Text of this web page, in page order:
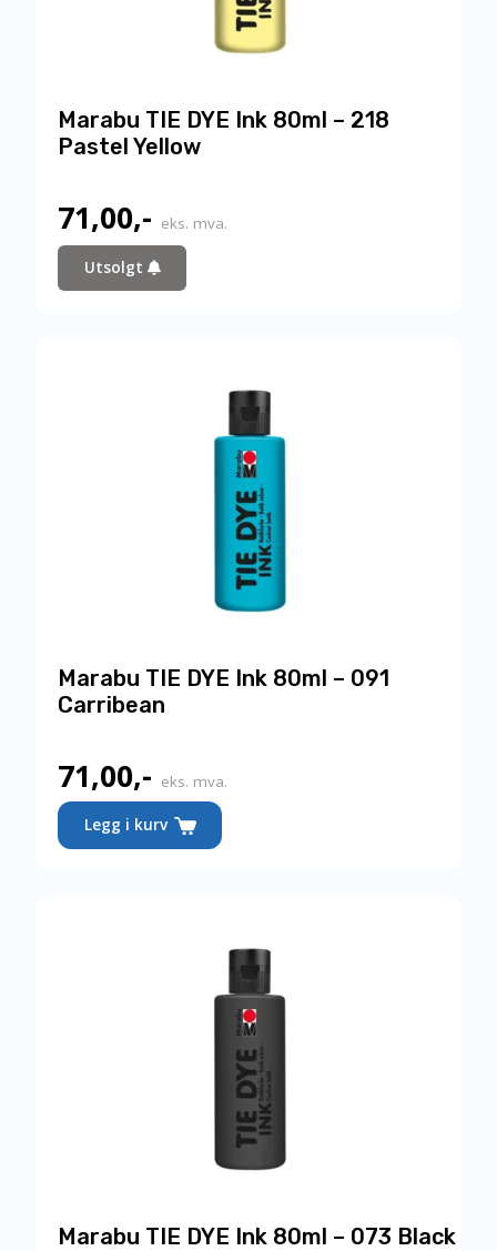
Marabu TIE DYE Ink 80ml – 218
Pastel Yellow
71,00,- eks. mva.
Utsolgt
Marabu TIE DYE Ink 80ml – 091
Carribean
71,00,- eks. mva.
Legg i kurv
Marabu TIE DYE Ink 80ml – 073 Black